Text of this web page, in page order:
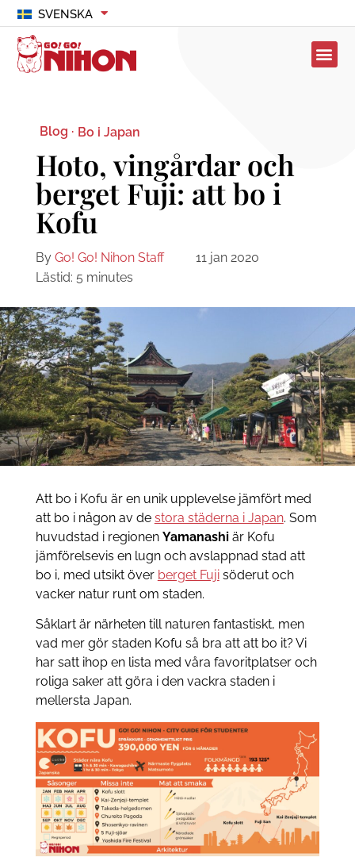
SVENSKA
Blog · Bo i Japan
Hoto, vingårdar och
berget Fuji: att bo i
Kofu
By Go! Go! Nihon Staff
11 jan 2020
Lästid: 5 minutes
Att bo i Kofu är en unik upplevelse jämfört med
att bo i någon av de stora städerna i Japan. Som
huvudstad i regionen Yamanashiär Kofu
jämförelsevis en lugn och avslappnad stad att
bo i, med utsikt över berget Fujisöderut och
vacker natur runt om staden.
Såklart är närheten till naturen fantastiskt, men
vad mer gör staden Kofu så bra att att bo it? Vi
har satt ihop en lista med våra favoritplatser och
roliga saker att göra i den vackra staden i
mellersta Japan.